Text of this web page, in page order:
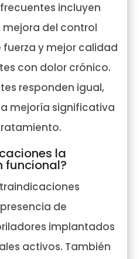
incluyen
del control
y mejor calidad
con dolor crónico.
responden igual,
mejoría significativa
la
funcional?
de
implantados
activos. También